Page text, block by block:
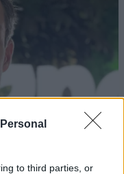
to third parties, or